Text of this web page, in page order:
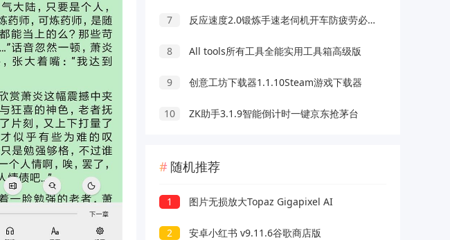
7 反应速度2.0锻炼手速老伺机开车防疲劳必备
8 All tools所有工具全能实用工具箱高级版
9 创意工坊下载器1.1.10Steam游戏下载器
10 ZK助手3.1.9智能倒计时一键京东抢茅台
随机推荐
1 图片无损放大Topaz Gigapixel AI
2 安卓小红书 v9.11.6谷歌商店版